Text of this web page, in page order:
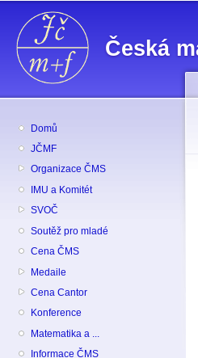
Česká
Domů
JČMF
Organizace ČMS
IMU a Komitét
SVOČ
Soutěž pro mladé
Cena ČMS
Medaile
Cena Cantor
Konference
Matematika a ...
Informace ČMS